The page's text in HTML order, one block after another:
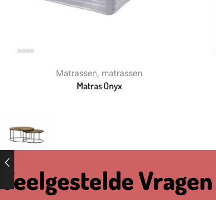
Matrassen matrassen
Matras Onyx
Veelgestelde